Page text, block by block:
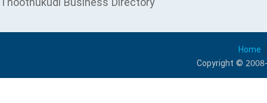
Thoothukudi Business Directory
Home
Copyright ©